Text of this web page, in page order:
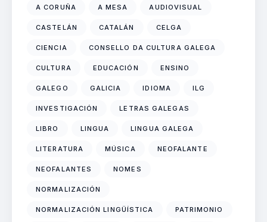
A CORUÑA A MESA AUDIOVISUAL
CASTELÁN CATALÁN CELGA
CIENCIA CONSELLO DA CULTURA GALEGA
CULTURA EDUCACIÓN ENSINO
GALEGO GALICIA IDIOMA ILG
INVESTIGACIÓN LETRAS GALEGAS
LIBRO LINGUA LINGUA GALEGA
LITERATURA MÚSICA NEOFALANTE
NEOFALANTES NOMES
NORMALIZACIÓN
NORMALIZACIÓN LINGÜÍSTICA PATRIMONIO